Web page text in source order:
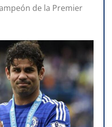
de la Premier